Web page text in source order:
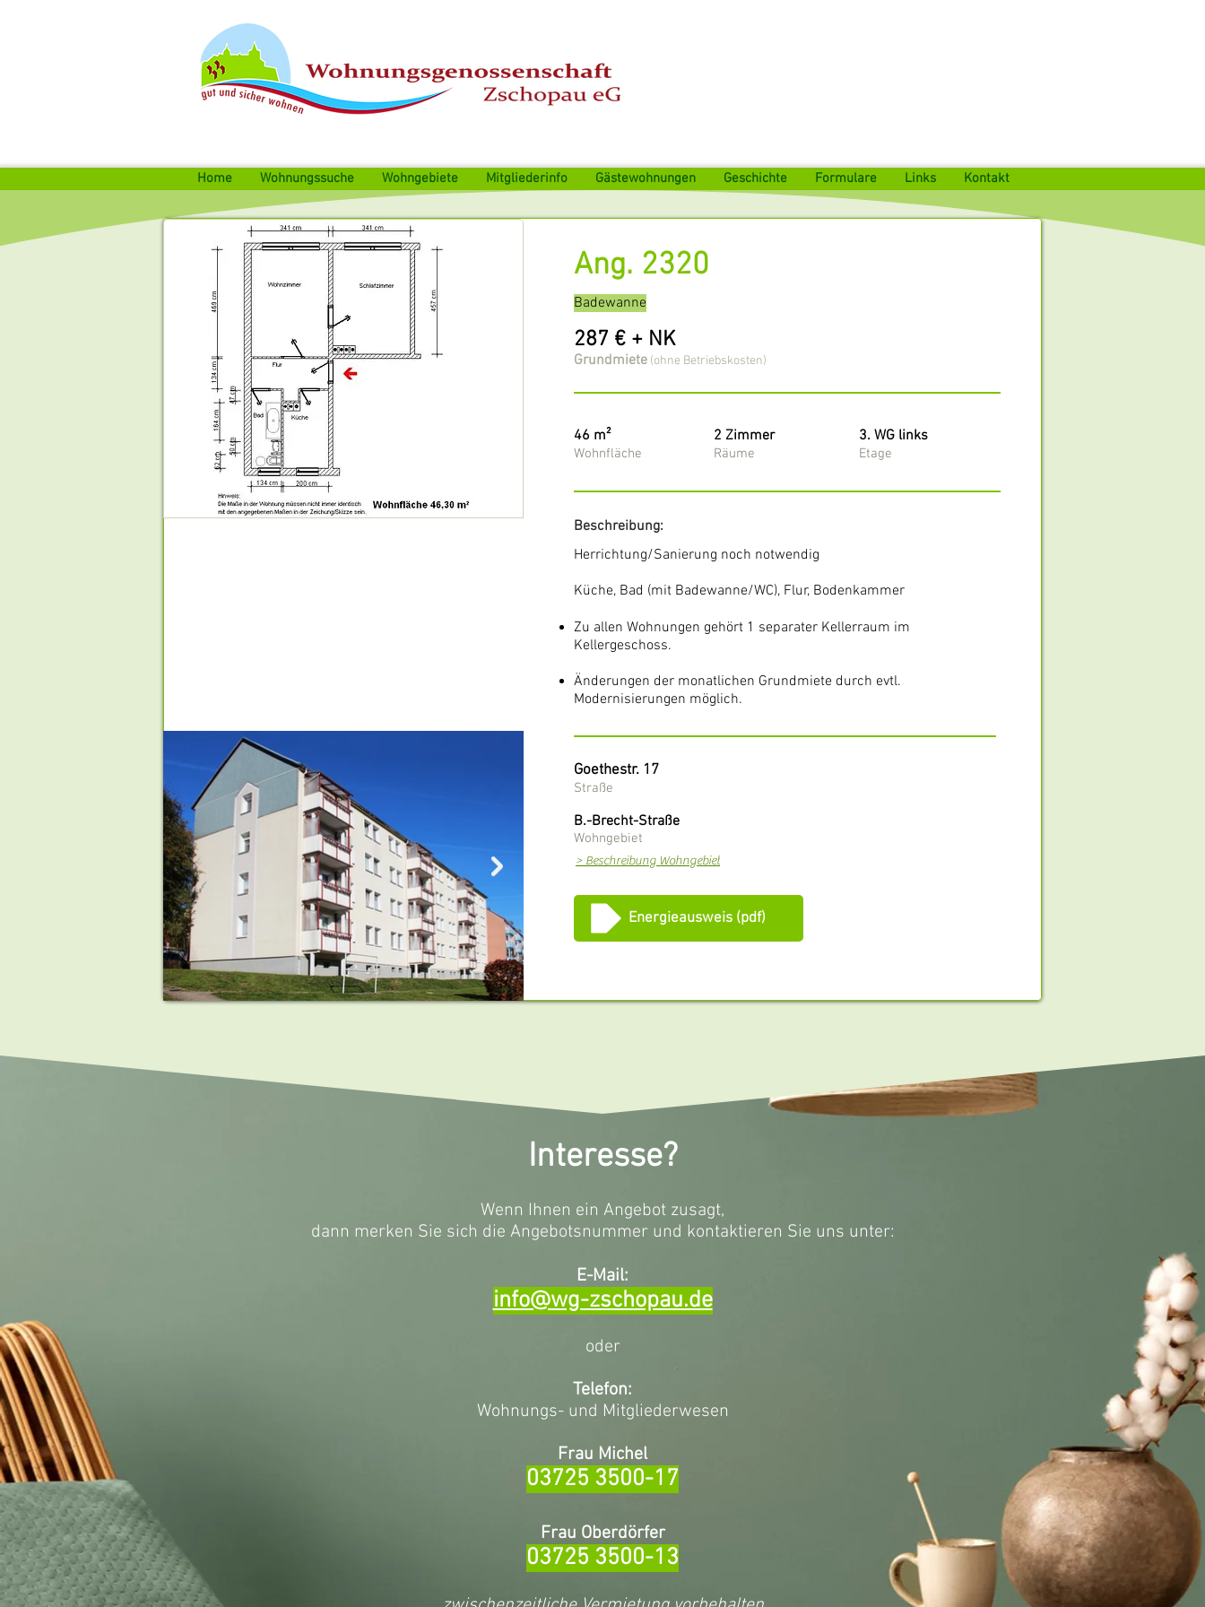
Home Wohnungssuche Wohngebiete Mitgliederinfo Gästewohnungen Geschichte Formulare Links Kontakt
Ang. 2320
Badewanne
287 € + NK
Grundmiete (ohne Betriebskosten)
46 m²
Wohnfläche
2 Zimmer
Räume
3. WG links
Etage
Beschreibung:
Herrichtung/Sanierung noch notwendig
Küche, Bad (mit Badewanne/WC), Flur, Bodenkammer
Zu allen Wohnungen gehört 1 separater Kellerraum im
Kellergeschoss.
Änderungen der monatlichen Grundmiete durch evtl.
Modernisierungen möglich.
Goethestr. 17
Straße
B.-Brecht-Straße
Wohngebiet
> Beschreibung Wohngebiet
Energieausweis (pdf)
Interesse?
Wenn Ihnen ein Angebot zusagt,
dann merken Sie sich die Angebotsnummer und kontaktieren Sie uns unter:
E-Mail:
info@wg-zschopau.de
oder
Telefon:
Wohnungs- und Mitgliederwesen
Frau Michel
03725 3500-17
Frau Oberdörfer
03725 3500-13